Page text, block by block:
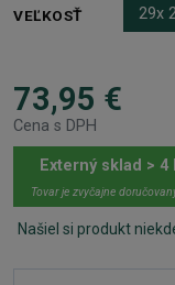
VEĽKOSŤ 29x
73,95 €
Cena s DPH
Externý sklad > 4
Tovar je zvyčajne
Našiel si produkt